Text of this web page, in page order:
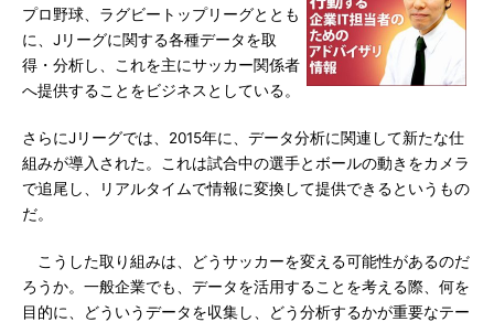
プロ野球、ラグビートップリーグととも
に、Jリーグに関する各種データを取
得・分析し、これを主にサッカー関係者
へ提供することをビジネスとしている。
さらにJリーグでは、2015年に、データ分析に関連して新たな仕
組みが導入された。これは試合中の選手とボールの動きをカメラ
で追尾し、リアルタイムで情報に変換して提供できるというもの
だ。
こうした取り組みは、どうサッカーを変える可能性があるのだ
ろうか。一般企業でも、データを活用することを考える際、何を
目的に、どういうデータを収集し、どう分析するかが重要なテー